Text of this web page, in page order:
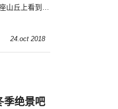
山丘上看到了
24.oct 2018
季绝景吧